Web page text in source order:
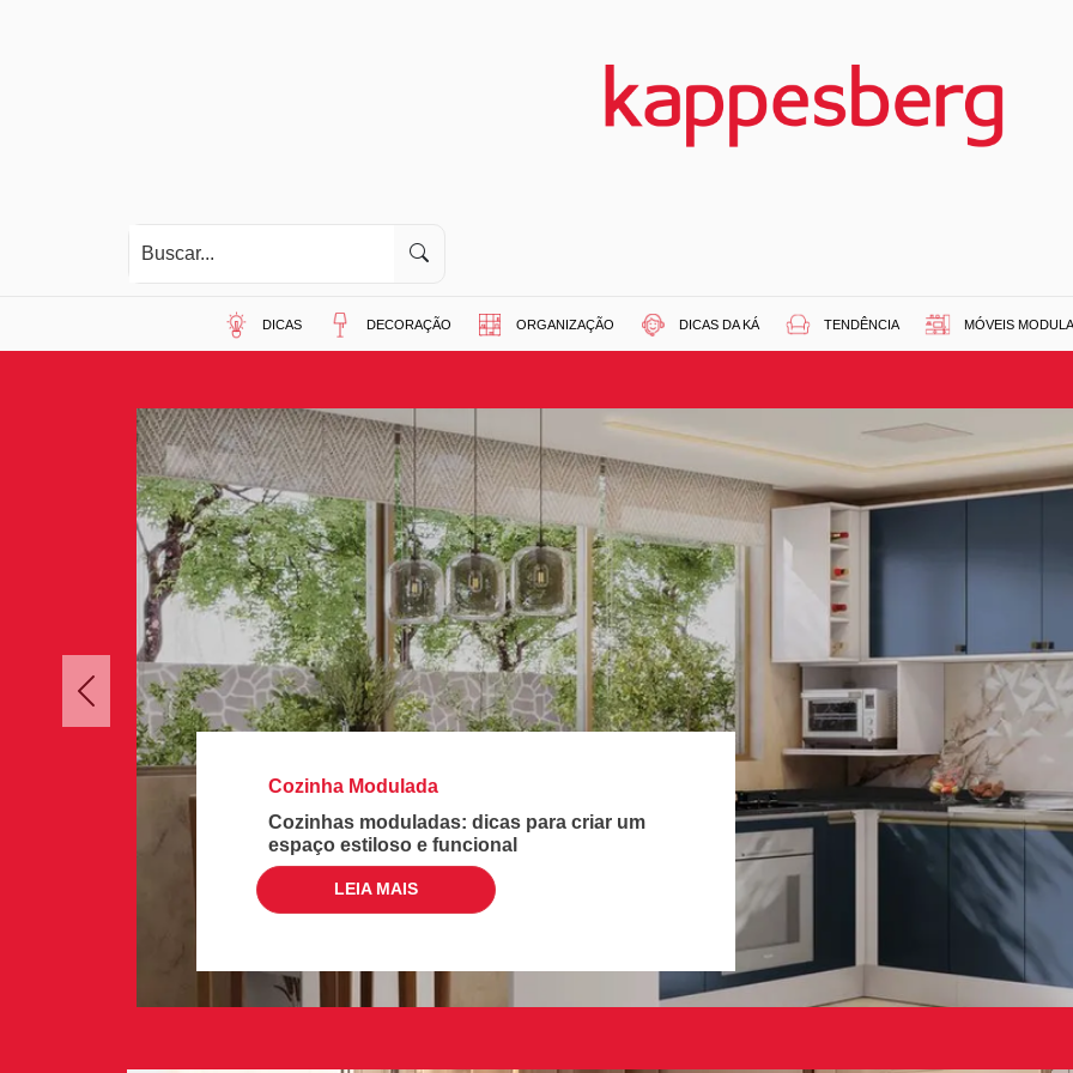
DICAS DECORAÇÃO ORGANIZAÇÃO DICAS DA KÁ TENDÊNCIA MÓVEIS
Cozinha Modulada
Cozinhas moduladas: dicas para criar um
espaço estiloso e funcional
LEIA MAIS
Previous